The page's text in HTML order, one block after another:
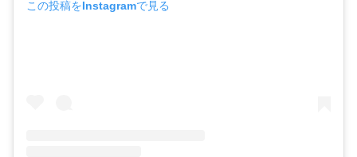
この投稿をInstagramで見る